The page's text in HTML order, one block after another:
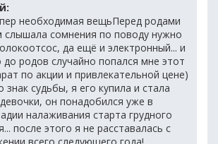
необходимая вещьПеред родами
слышала сомнения по поводу нужно
да ещё и электронный... и
до родов случайно попался мне этот
по акции и привлекательной цене)
знак судьбы, я его купила и стала
он понадобился уже в
налаживания старта грудного
после этого я не расставалась с